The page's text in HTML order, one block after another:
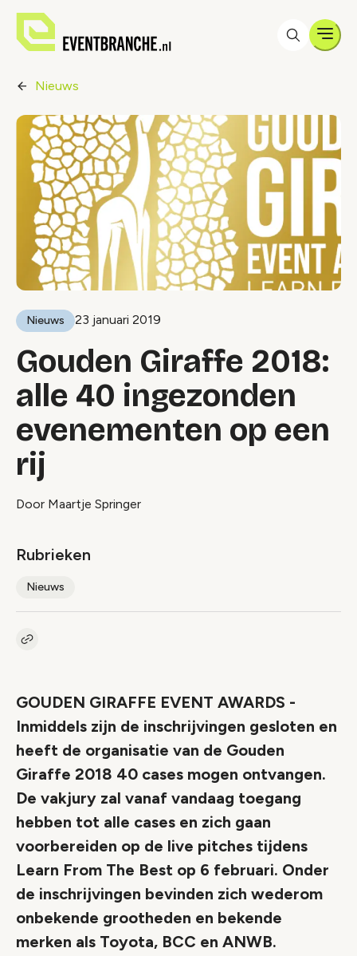
Nieuws
Nieuws 23 januari 2019
Gouden Giraffe 2018:
alle 40 ingezonden
evenementen op een
rij
Door Maartje Springer
Rubrieken
Nieuws
Kopieer link naar artikel
GOUDEN GIRAFFE EVENT AWARDS -
Inmiddels zijn de inschrijvingen gesloten en
heeft de organisatie van de Gouden
Giraffe 2018 40 cases mogen ontvangen.
De vakjury zal vanaf vandaag toegang
hebben tot alle cases en zich gaan
voorbereiden op de live pitches tijdens
Learn From The Best op 6 februari. Onder
de inschrijvingen bevinden zich wederom
onbekende grootheden en bekende
merken als Toyota, BCC en ANWB.